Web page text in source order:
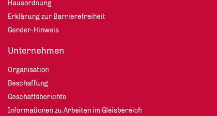
Hausordnung
Erklärung zur Barrierefreiheit
Gender-Hinweis
Unternehmen
Organisation
Beschaffung
Geschäftsberichte
Informationen zu Arbeiten im Gleisbereich